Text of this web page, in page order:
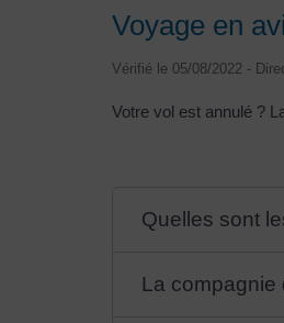
Voyage en
Vérifié le 05/08/2022 -
Votre vol est annulé ?
Quelles sont
La compagnie